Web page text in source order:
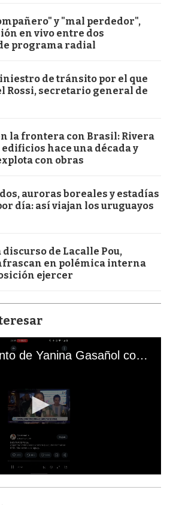
y "mal perdedor",
en vivo entre dos
programa radial
de tránsito por el que
Rossi, secretario general de
la frontera con Brasil: Rivera
hace una década y
con obras
auroras boreales y estadías
día: así viajan los uruguayos
discurso de Lacalle Pou,
en polémica interna
ejercer
El mal momento de Yanina Gasañol con un hincha argentino en "Subrayado"